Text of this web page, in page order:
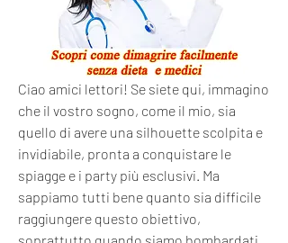
Ciao amici lettori! Se siete qui, immagino
che il vostro sogno, come il mio, sia
quello di avere una silhouette scolpita e
invidiabile, pronta a conquistare le
spiagge e i party più esclusivi. Ma
sappiamo tutti bene quanto sia difficile
raggiungere questo obiettivo,
soprattutto quando siamo bombardati